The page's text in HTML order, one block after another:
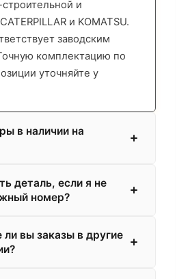
и
и KOMATSU.
заводским
комплектацию по
уточняйте у
в наличии на
деталь, если я не
номер?
ли вы заказы в другие